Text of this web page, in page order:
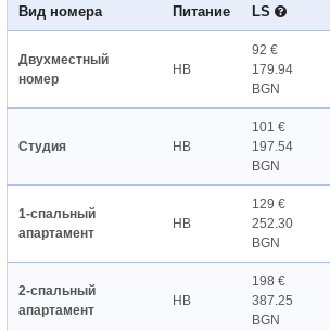
Вид номера Питание LS
Двухместный
номер
HB
92 €
179.94
BGN
Студия HB
101 €
197.54
BGN
1-спальный
апартамент
HB
129 €
252.30
BGN
2-спальный
апартамент
HB
198 €
387.25
BGN